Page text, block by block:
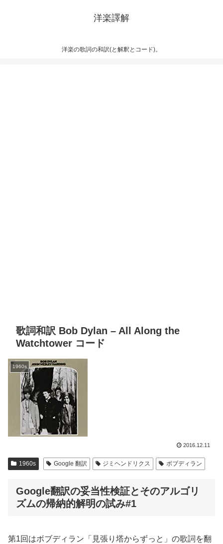
洋楽譯解
洋楽の歌詞の和訳(と解釈とコード)。
歌詞和訳 Bob Dylan – All Along the
Watchtower コード
1960s
2016.12.11
1960s Google 翻訳 ジミヘンドリクス ボブディラン
Google翻訳の妥当性検証とそのアルゴリ
ズムの帰納的解明の試み#1
第1回はボブディラン「見張り塔からずっと」の歌詞を翻